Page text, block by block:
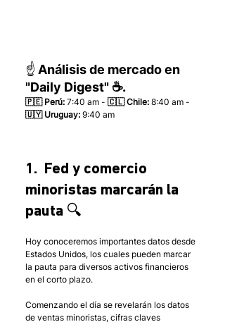
☝️ Análisis de mercado en
"Daily Digest" ☕.
🇵🇪 Perú: 7:40 am - 🇨🇱 Chile: 8:40 am -
🇺🇾 Uruguay: 9:40 am
1.  Fed y comercio
minoristas marcarán la
pauta 🔍
Hoy conoceremos importantes datos desde
Estados Unidos, los cuales pueden marcar
la pauta para diversos activos financieros
en el corto plazo.
Comenzando el día se revelarán los datos
de ventas minoristas, cifras claves